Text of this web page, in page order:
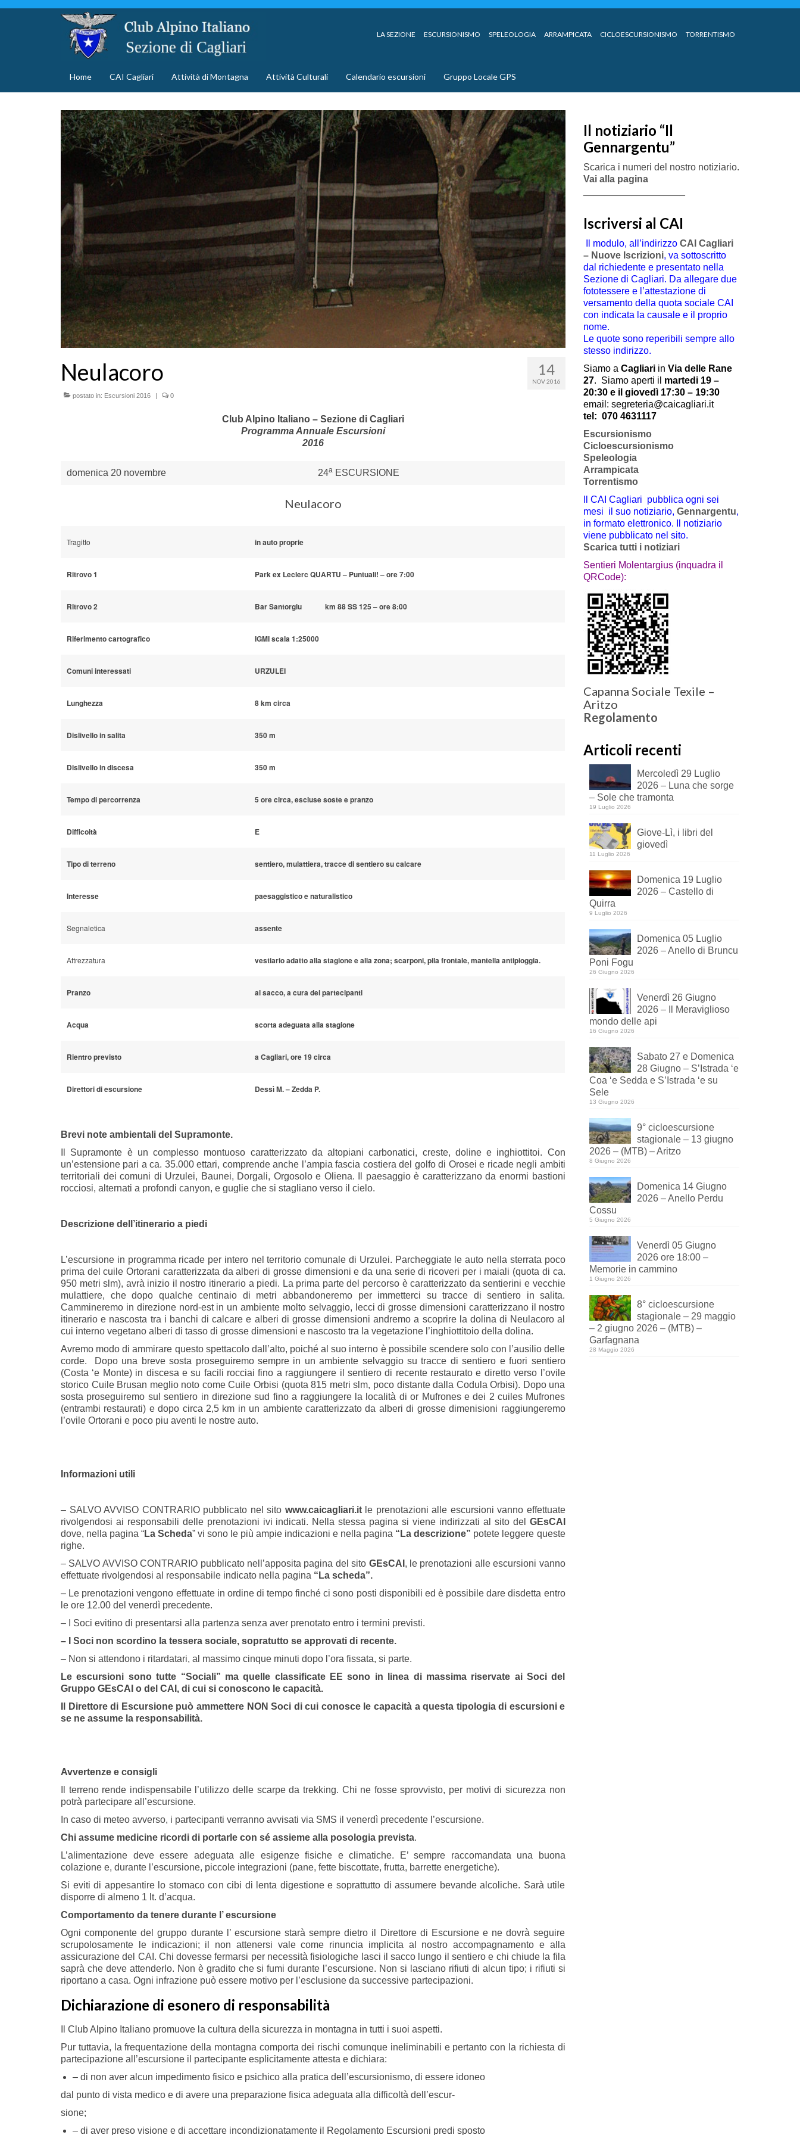
LA SEZIONE ESCURSIONISMO SPELEOLOGIA ARRAMPICATA CICLOESCURSIONISMO TORRENTISMO
Home CAI Cagliari Attività di Montagna Attività Culturali Calendario escursioni Gruppo Locale GPS
14
NOV 2016
Neulacoro
postato in: Escursioni 2016 0
Club Alpino Italiano – Sezione di Cagliari
Programma Annuale Escursioni
2016
domenica 20 novembre 24a ESCURSIONE
Neulacoro
Tragitto in auto proprie
Ritrovo 1 Park ex Leclerc QUARTU – Puntuali! –ore 7:00
Ritrovo 2 Bar Santorgiu km 88 SS 125 – ore 8:00
Riferimento cartografico IGMI scala 1:25000
Comuni interessati URZULEI
Lunghezza 8 km circa
Dislivello in salita 350 m
Dislivello in discesa 350 m
Tempo di percorrenza 5 ore circa,escluse soste e pranzo
Difficoltà E
Tipo di terreno sentiero, mulattiera, tracce di sentiero su calcare
Interesse paesaggistico e naturalistico
Segnaletica assente
Attrezzatura vestiario adatto alla stagione e alla zona; scarponi, pila frontale, mantella antipioggia.
Pranzo al sacco, a cura dei partecipanti
Acqua scorta adeguata alla stagione
Rientro previsto a Cagliari, ore 19 circa
Direttori di escursione Dessì M. – Zedda P.
Brevi note ambientali del Supramonte.
Il Supramonte è un complesso montuoso caratterizzato da altopiani carbonatici, creste, doline e inghiottitoi. Con
un’estensione pari a ca. 35.000 ettari, comprende anche l’ampia fascia costiera del golfo di Orosei e ricade negli ambiti
territoriali dei comuni di Urzulei, Baunei, Dorgali, Orgosolo e Oliena. Il paesaggio è caratterizzano da enormi bastioni
rocciosi, alternati a profondi canyon, e guglie che si stagliano verso il cielo.
Descrizione dell’itinerario a piedi
L’escursione in programma ricade per intero nel territorio comunale di Urzulei. Parcheggiate le auto nella sterrata poco
prima del cuile Ortorani caratterizzata da alberi di grosse dimensioni e da una serie di ricoveri per i maiali (quota di ca.
950 metri slm), avrà inizio il nostro itinerario a piedi. La prima parte del percorso è caratterizzato da sentierini e vecchie
mulattiere, che dopo qualche centinaio di metri abbandoneremo per immetterci su tracce di sentiero in salita.
Cammineremo in direzione nord-est in un ambiente molto selvaggio, lecci di grosse dimensioni caratterizzano il nostro
itinerario e nascosta tra i banchi di calcare e alberi di grosse dimensioni andremo a scoprire la dolina di Neulacoro al
cui interno vegetano alberi di tasso di grosse dimensioni e nascosto tra la vegetazione l’inghiottitoio della dolina.
Avremo modo di ammirare questo spettacolo dall’alto, poiché al suo interno è possibile scendere solo con l’ausilio delle
corde. Dopo una breve sosta proseguiremo sempre in un ambiente selvaggio su tracce di sentiero e fuori sentiero
(Costa ‘e Monte) in discesa e su facili rocciai fino a raggiungere il sentiero di recente restaurato e diretto verso l’ovile
storico Cuile Brusan meglio noto come Cuile Orbisi (quota 815 metri slm, poco distante dalla Codula Orbisi). Dopo una
sosta proseguiremo sul sentiero in direzione sud fino a raggiungere la località di or Mufrones e dei 2 cuiles Mufrones
(entrambi restaurati) e dopo circa 2,5 km in un ambiente caratterizzato da alberi di grosse dimenisioni raggiungeremo
l’ovile Ortorani e poco piu aventi le nostre auto.
Informazioni utili
– SALVO AVVISO CONTRARIO pubblicato nel sito www.caicagliari.it le prenotazioni alle escursioni vanno effettuate
rivolgendosi ai responsabili delle prenotazioni ivi indicati. Nella stessa pagina si viene indirizzati al sito del GEsCAI
dove, nella pagina “La Scheda” vi sono le più ampie indicazioni e nella pagina “La descrizione” potete leggere queste
righe.
– SALVO AVVISO CONTRARIO pubblicato nell’apposita pagina del sito GEsCAI , le prenotazioni alle escursioni vanno
effettuate rivolgendosi al responsabile indicato nella pagina “La scheda”.
– Le prenotazioni vengono effettuate in ordine di tempo finché ci sono posti disponibili ed è possibile dare disdetta entro
le ore 12.00 del venerdì precedente.
– I Soci evitino di presentarsi alla partenza senza aver prenotato entro i termini previsti.
– I Soci non scordino la tessera sociale, sopratutto se approvati di recente.
– Non si attendono i ritardatari, al massimo cinque minuti dopo l’ora fissata, si parte.
Le escursioni sono tutte “Sociali” ma quelle classificate EE sono in linea di massima riservate ai Soci del
Gruppo GEsCAI o del CAI, di cui si conoscono le capacità.
Il Direttore di Escursione può ammettere NON Soci di cui conosce le capacità a questa tipologia di escursioni e
se ne assume la responsabilità.
Avvertenze e consigli
Il terreno rende indispensabile l’utilizzo delle scarpe da trekking. Chi ne fosse sprovvisto, per motivi di sicurezza non
potrà partecipare all’escursione.
In caso di meteo avverso, i partecipanti verranno avvisati via SMS il venerdì precedente l’escursione.
Chi assume medicine ricordi di portarle con sé assieme alla posologia prevista.
L’alimentazione deve essere adeguata alle esigenze fisiche e climatiche. E’ sempre raccomandata una buona
colazione e, durante l’escursione, piccole integrazioni (pane, fette biscottate, frutta, barrette energetiche).
Si eviti di appesantire lo stomaco con cibi di lenta digestione e soprattutto di assumere bevande alcoliche. Sarà utile
disporre di almeno 1 lt. d’acqua.
Comportamento da tenere durante l’ escursione
Ogni componente del gruppo durante l’ escursione starà sempre dietro il Direttore di Escursione e ne dovrà seguire
scrupolosamente le indicazioni; il non attenersi vale come rinuncia implicita al nostro accompagnamento e alla
assicurazione del CAI. Chi dovesse fermarsi per necessità fisiologiche lasci il sacco lungo il sentiero e chi chiude la fila
saprà che deve attenderlo. Non è gradito che si fumi durante l’escursione. Non si lasciano rifiuti di alcun tipo; i rifiuti si
riportano a casa. Ogni infrazione può essere motivo per l’esclusione da successive partecipazioni.
Dichiarazione di esonero di responsabilità
Il Club Alpino Italiano promuove la cultura della sicurezza in montagna in tutti i suoi aspetti.
Pur tuttavia, la frequentazione della montagna comporta dei rischi comunque ineliminabili e pertanto con la richiesta di
partecipazione all’escursione il partecipante esplicitamente attesta e dichiara:
– di non aver alcun impedimento fisico e psichico alla pratica dell’escursionismo, di essere idoneo
dal punto di vista medico e di avere una preparazione fisica adeguata alla difficoltà dell’escur-
sione;
– di aver preso visione e di accettare incondizionatamente il Regolamento Escursioni predi sposto
Il notiziario “Il
Gennargentu”
Scarica i numeri del nostro notiziario.
Vai alla pagina
Iscriversi al CAI
Il modulo, all’indirizzo CAI Cagliari
– Nuove Iscrizioni, va sottoscritto
dal richiedente e presentato nella
Sezione di Cagliari. Da allegare due
fototessere e l’attestazione di
versamento della quota sociale CAI
con indicata la causale e il proprio
nome.
Le quote sono reperibili sempre allo
stesso indirizzo.
Siamo a Cagliariin Via delle Rane
27. Siamo aperti il martedi 19 –
20:30 e il giovedì 17:30 – 19:30
email: segreteria@caicagliari.it
tel: 070 4631117
Escursionismo
Cicloescursionismo
Speleologia
Arrampicata
Torrentismo
Il CAI Cagliari pubblica ogni sei
mesi il suo notiziario, Gennargentu,
in formato elettronico. Il notiziario
viene pubblicato nel sito.
Scarica tutti i notiziari
Sentieri Molentargius (inquadra il
QRCode):
Capanna Sociale Texile –
Aritzo
Regolamento
Articoli recenti
Mercoledì 29 Luglio
2026 – Luna che sorge
– Sole che tramonta
19 Luglio 2026
Giove-Lì, i libri del
giovedì
11 Luglio 2026
Domenica 19 Luglio
2026 – Castello di
Quirra
9 Luglio 2026
Domenica 05 Luglio
2026 – Anello di Bruncu
Poni Fogu
26 Giugno 2026
Venerdì 26 Giugno
2026 – Il Meraviglioso
mondo delle api
16 Giugno 2026
Sabato 27 e Domenica
28 Giugno – S’Istrada ‘e
Coa ‘e Sedda e S’Istrada ‘e su
Sele
13 Giugno 2026
9° cicloescursione
stagionale – 13 giugno
2026 – (MTB) – Aritzo
8 Giugno 2026
Domenica 14 Giugno
2026 – Anello Perdu
Cossu
5 Giugno 2026
Venerdì 05 Giugno
2026 ore 18:00 –
Memorie in cammino
1 Giugno 2026
8° cicloescursione
stagionale – 29 maggio
– 2 giugno 2026 – (MTB) –
Garfagnana
28 Maggio 2026